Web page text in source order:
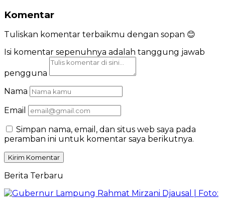
Komentar
Tuliskan komentar terbaikmu dengan sopan 😊
Isi komentar sepenuhnya adalah tanggung jawab
pengguna
Nama
Email
Simpan nama, email, dan situs web saya pada
peramban ini untuk komentar saya berikutnya.
Berita Terbaru